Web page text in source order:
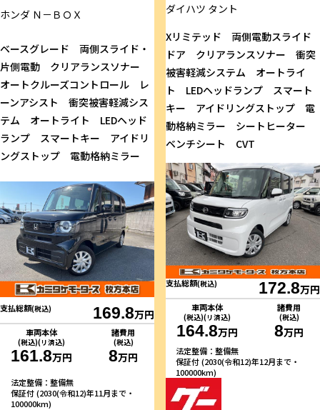
ホンダ Ｎ－ＢＯＸ
ベースグレード 両側スライド・
片側電動 クリアランスソナー
オートクルーズコントロール レ
ーンアシスト 衝突被害軽減シス
テム オートライト LEDヘッド
ランプ スマートキー アイドリ
ングストップ 電動格納ミラー
支払総額(税込) 169.8万円
車両本体
(税込)(リ済込)
161.8万円
諸費用
(税込)
8万円
法定整備：整備無
保証付 (2030(令和12)年11月まで・
100000km)
ダイハツ タント
Xリミテッド 両側電動スライド
ドア クリアランスソナー 衝突
被害軽減システム オートライ
ト LEDヘッドランプ スマート
キー アイドリングストップ 電
動格納ミラー シートヒーター
ベンチシート CVT
支払総額(税込) 172.8万円
車両本体
(税込)(リ済込)
164.8万円
諸費用
(税込)
8万円
法定整備：整備無
保証付 (2030(令和12)年12月まで・
100000km)